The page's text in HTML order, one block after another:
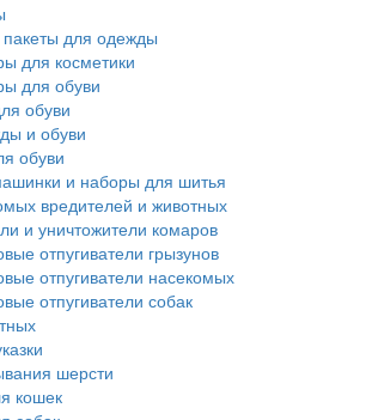
для одежды
для косметики
для обуви
обуви
и обуви
обуви
и наборы для шитья
вредителей и животных
и уничтожители комаров
отпугиватели грызунов
отпугиватели насекомых
отпугиватели собак
шерсти
кошек